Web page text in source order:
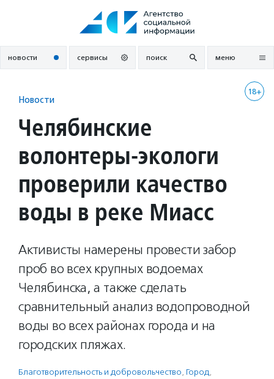
новости сервисы поиск меню
18+
Новости
Челябинские
волонтеры-экологи
проверили качество
воды в реке Миасс
Активисты намерены провести забор
проб во всех крупных водоемах
Челябинска, а также сделать
сравнительный анализ водопроводной
воды во всех районах города и на
городских пляжах.
Благотвори­тель­ность и доброволь­чест­во, Город,